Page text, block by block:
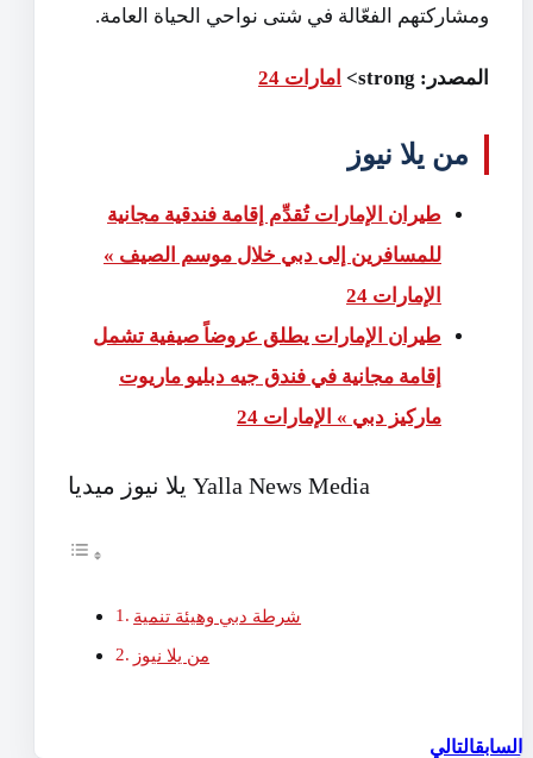
ومشاركتهم الفعّالة في شتى نواحي الحياة العامة.
المصدر: strong> امارات 24
من يلا نيوز
طيران الإمارات تُقدِّم إقامة فندقية مجانية
للمسافرين إلى دبي خلال موسم الصيف »
الإمارات 24
طيران الإمارات يطلق عروضاً صيفية تشمل
إقامة مجانية في فندق جيه دبليو ماريوت
ماركيز دبي » الإمارات 24
يلا نيوز ميديا Yalla News Media
شرطة دبي وهيئة تنمية
من يلا نيوز
السابقالتالي